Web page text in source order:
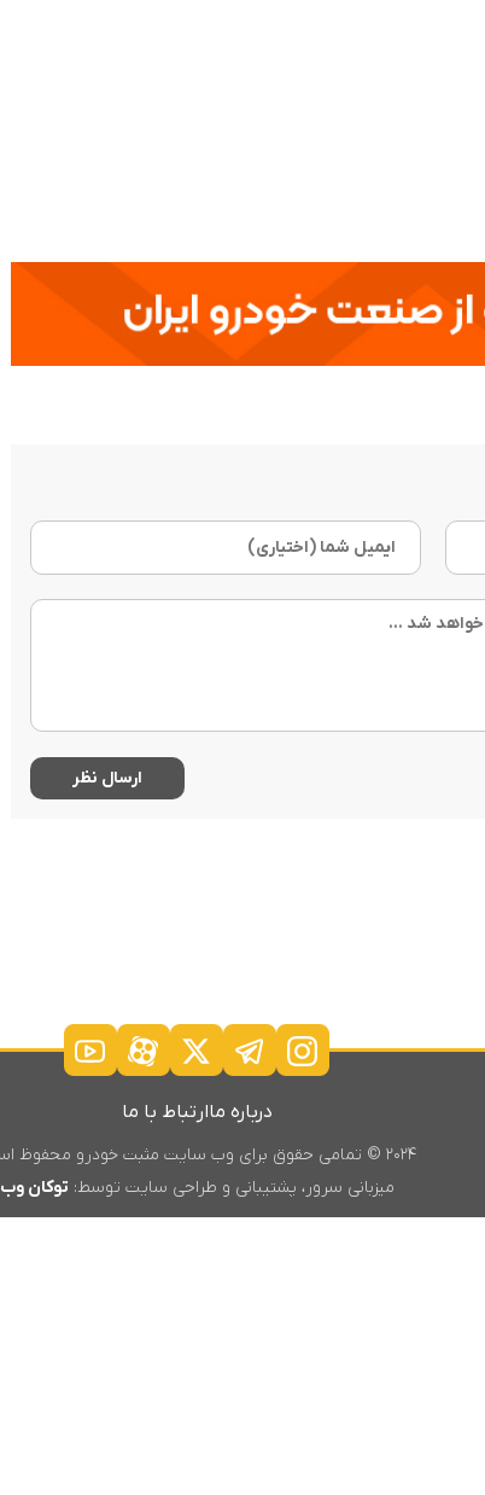
درباره ماارتباط با ما
۲۰۲۴ © تمامی حقوق برای وب سایت مثبت خودرو محفوظ است.
میزبانی سرور، پشتیبانی و طراحی سایت توسط: توکان وب